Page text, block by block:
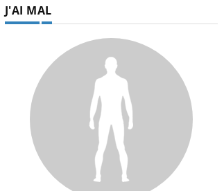
Régimes cétogènes : un risque de
cancer de l’intestin grêle
J'AI MAL